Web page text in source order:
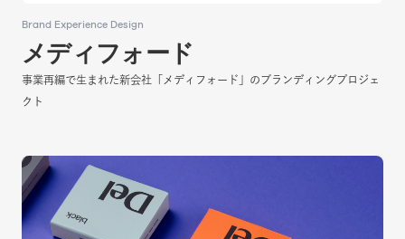
Brand Experience Design
​​メディフォード
事業再編で生まれた新会社「メディフォード」のブランディングプロジェ
クト
Brand Experience Design
​​メディフォード
事業再編で生まれた新会社「メディフォード」のブランディングプロジェ
クト